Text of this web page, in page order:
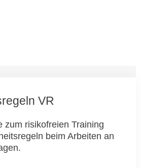
VR
zum risikofreien Training
beim Arbeiten an